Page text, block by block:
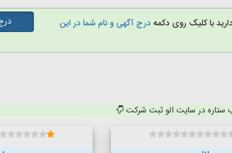
با کلیک روی دکمهدرج آگهی و نام شما در این
ستاره در سایت الو ثبت شرکت